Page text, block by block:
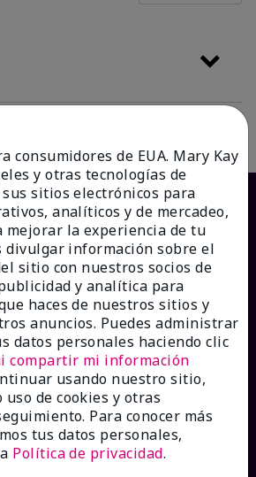
AYUDAR?
consumidores de EUA. Mary Kay
y otras tecnologías de
sitios electrónicos para
analíticos y de mercadeo,
mejorar la experiencia de tu
divulgar información sobre el
sitio con nuestros socios de
y analítica para
haces de nuestros sitios y
anuncios. Puedes administrar
datos personales haciendo clic
compartir mi información
usando nuestro sitio,
de cookies y otras
Para conocer más
tus datos personales,
Política de privacidad.